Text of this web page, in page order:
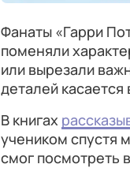
Фанаты «Гарри
поменяли
или вырезали
деталей
В книгах
учеником спустя
смог посмотреть